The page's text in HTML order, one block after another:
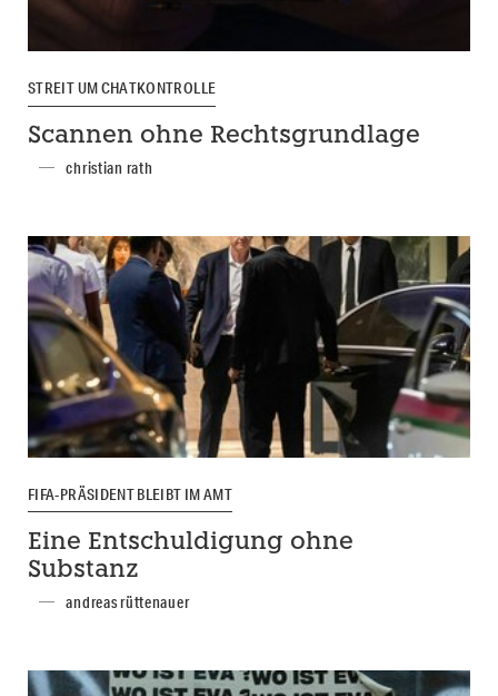
STREIT UM CHATKONTROLLE
Scannen ohne Rechtsgrundlage
christian rath
FIFA-PRÄSIDENT BLEIBT IM AMT
Eine Entschuldigung ohne
Substanz
andreas rüttenauer